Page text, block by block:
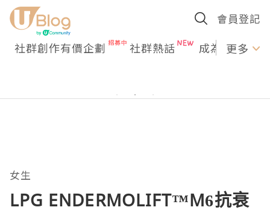
會員登記
社群創作有價企劃 社群熱話 成為U更多
女生
LPG ENDERMOLIFT™M6抗衰